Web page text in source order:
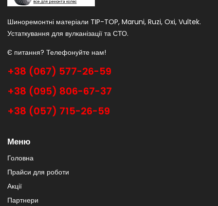
Шиноремонтні матеріали TIP-TOP, Maruni, Ruzi, Oxi, Vultek.
Устаткування для вулканізації та СТО.
Є питання? Телефонуйте нам!
+38 (067) 577-26-59
+38 (095) 806-67-37
+38 (057) 715-26-59
Меню
Головна
Прайси для роботи
Акції
Партнери